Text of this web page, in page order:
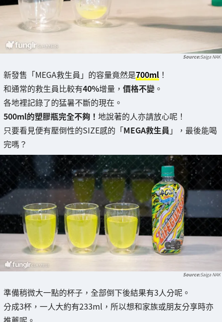
Saiga NAK
新發售「MEGA救生員」的容量竟然是700ml ！
和通常的救生員比較有40%增量， 價格不變 。
各地裡記錄了的猛暑不斷的現在。
500ml的塑膠瓶完全不夠！ 地說著的人亦請放心呢！
只要看見便有壓倒性的SIZE感的「MEGA救生員 」，最後能喝
完嗎？
Saiga NAK
準備稍微大一點的杯子，全部倒下後結果有3人分呢。
分成3杯，一人大約有233ml，所以想和家族或朋友分享時亦